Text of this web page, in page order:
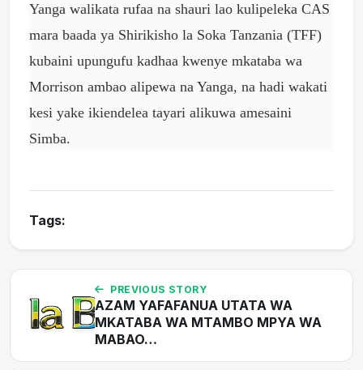
Yanga walikata rufaa na shauri lao kulipeleka CAS
mara baada ya Shirikisho la Soka Tanzania (TFF)
kubaini upungufu kadhaa kwenye mkataba wa
Morrison ambao alipewa na Yanga, na hadi wakati
kesi yake ikiendelea tayari alikuwa amesaini
Simba.
Tags:
PREVIOUS STORY
AZAM YAFAFANUA UTATA WA
MKATABA WA MTAMBO MPYA WA
MABAO…